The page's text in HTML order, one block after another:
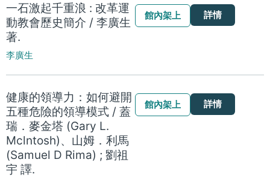
一石激起千重浪 : 改革運
動教會歷史簡介 / 李廣生
著.
李廣生
館內架上 詳情
健康的領導力：如何避開
五種危險的領導模式 / 蓋
瑞．麥金塔 (Gary L.
Mclntosh)、山姆．利馬
(Samuel D Rima) ; 劉祖
宇 譯.
館內架上 詳情